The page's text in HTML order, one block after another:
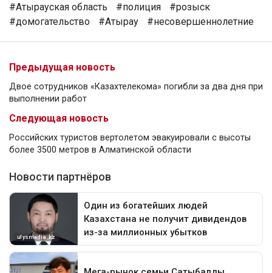
#Атырауская область #полиция
#розыск
#домогательство
#Атырау #несовершеннолетние
Предыдущая новость
Двое сотрудников «Казахтелекома» погибли за два дня при
выполнении работ
Следующая новость
Российских туристов вертолетом эвакуировали с высоты
более 3500 метров в Алматинской области